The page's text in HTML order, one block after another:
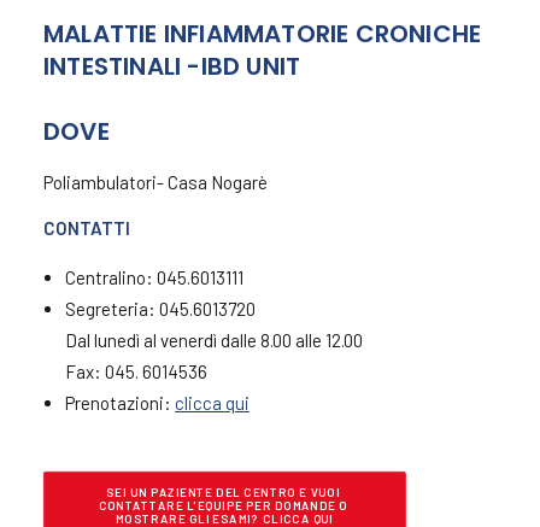
MALATTIE INFIAMMATORIE CRONICHE
INTESTINALI -IBD UNIT
DOVE
Poliambulatori- Casa Nogarè
CONTATTI
Centralino: 045.6013111
Segreteria: 045.6013720
Dal lunedì al venerdì dalle 8.00 alle 12.00
Fax: 045. 6014536
Prenotazioni: clicca qui
SEI UN PAZIENTE DEL CENTRO E VUOI
CONTATTARE L'EQUIPE PER DOMANDE O
MOSTRARE GLI ESAMI? CLICCA QUI